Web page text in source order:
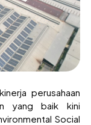
perusahaan
yang baik kini
Social